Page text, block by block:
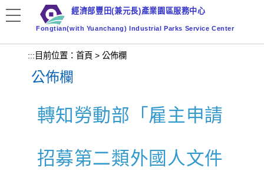
要
容
塊
經濟部豐田(兼元長)產業園區服務中心
Fongtian(with Yuanchang) Industrial Parks Service Center
::: 目前位置： 首頁 > 公佈欄
公佈欄
轉知勞動部「雇主申請
招募第二類外國人文件